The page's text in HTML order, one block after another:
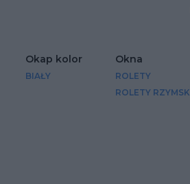
Okap kolor
BIAŁY
Okna
ROLETY
ROLETY